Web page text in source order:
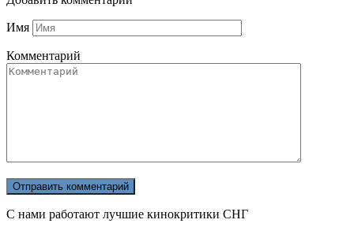
Имя
Комментарий
С нами работают лучшие кинокритики СНГ